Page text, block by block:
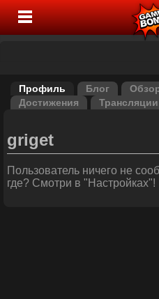
Профиль Блог
Достижения
Трансляции
griget
Пользователь ничего не
где? Смотри в "Настройках"!